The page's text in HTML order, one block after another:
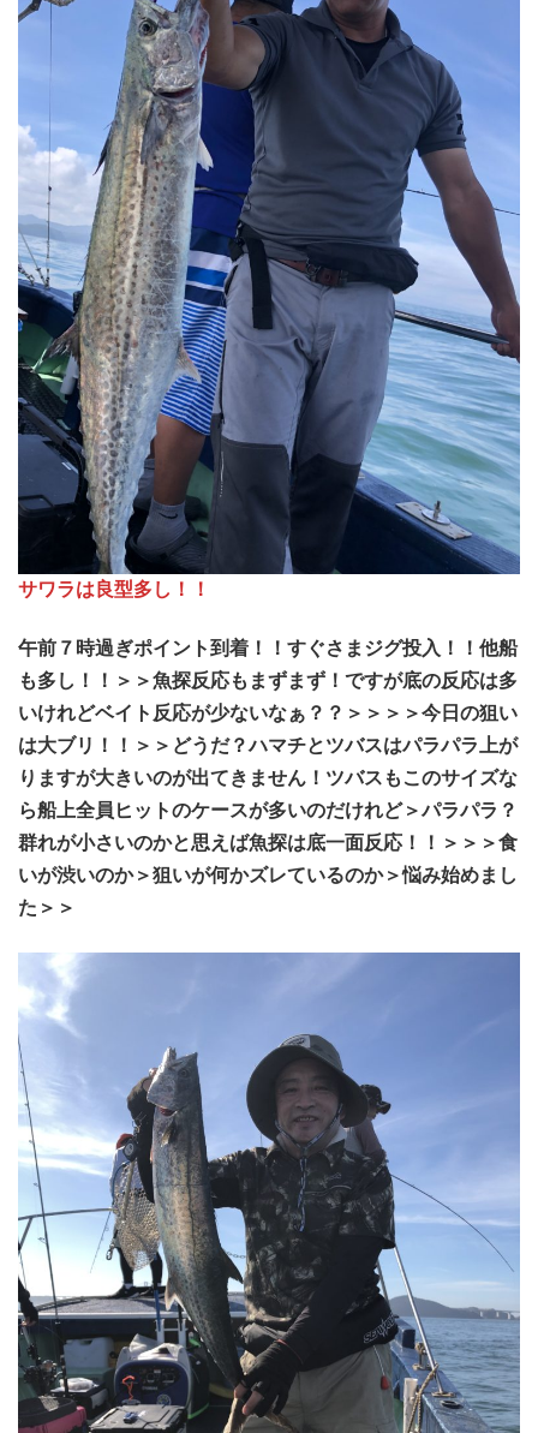
サワラは良型多し！！
午前７時過ぎポイント到着！！すぐさまジグ投入！！他船
も多し！！＞＞魚探反応もまずまず！ですが底の反応は多
いけれどベイト反応が少ないなぁ？？＞＞＞＞今日の狙い
は大ブリ！！＞＞どうだ？ハマチとツバスはパラパラ上が
りますが大きいのが出てきません！ツバスもこのサイズな
ら船上全員ヒットのケースが多いのだけれど＞パラパラ？
群れが小さいのかと思えば魚探は底一面反応！！＞＞＞食
いが渋いのか＞狙いが何かズレているのか＞悩み始めまし
た＞＞